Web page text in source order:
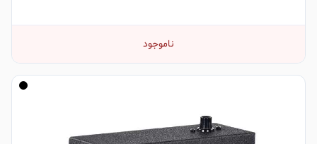
ناموجود